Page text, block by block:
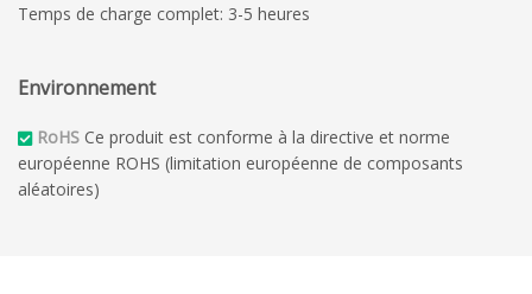
Temps de charge complet: 3-5 heures
Environnement
RoHS Ce produit est conforme à la directive et norme
européenne ROHS (limitation européenne de composants
aléatoires)